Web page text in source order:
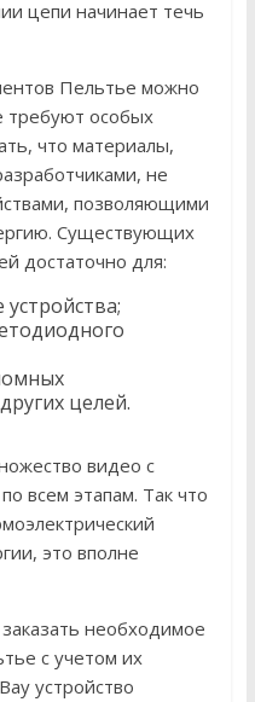
цепи начинает течь
Пельтье можно
требуют особых
что материалы,
не
позволяющими
Существующих
достаточно для:
целей.
видео с
всем этапам. Так что
это вполне
необходимое
с учетом их
устройство